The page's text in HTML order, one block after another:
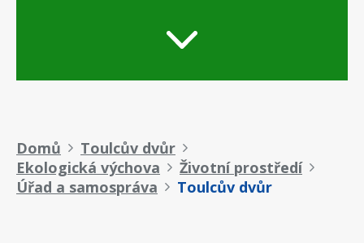
Drobečková
navigace
Domů
Toulcův dvůr
Ekologická výchova
Životní prostředí
Úřad a samospráva
Toulcův dvůr